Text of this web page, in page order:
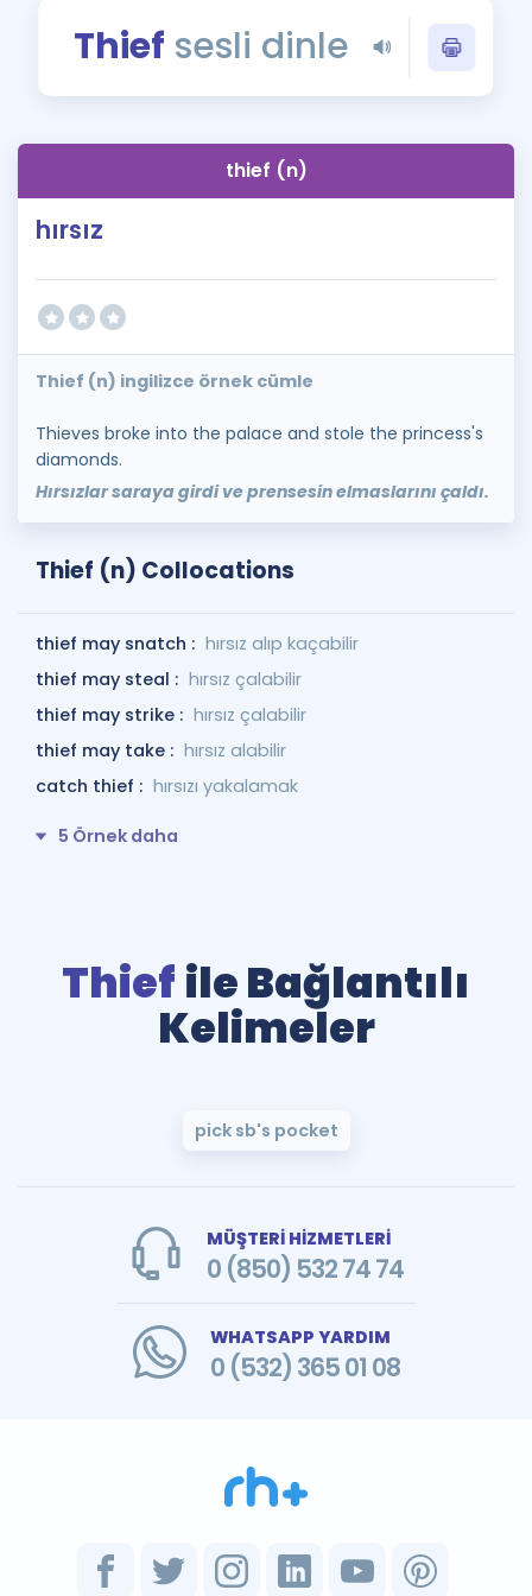
Blog
İngilizce Gramer
Thief sesli dinle
thief (n)
hırsız
Thief (n) ingilizce örnek cümle
Thieves broke into the palace and stole the princess's
diamonds.
Hırsızlar saraya girdi ve prensesin elmaslarını çaldı.
Thief (n) Collocations
thief may snatch : hırsız alıp kaçabilir
thief may steal : hırsız çalabilir
thief may strike : hırsız çalabilir
thief may take : hırsız alabilir
catch thief : hırsızı yakalamak
5 Örnek daha
Thief ile Bağlantılı
Kelimeler
pick sb's pocket
MÜŞTERİ HİZMETLERİ
0 (850) 532 74 74
WHATSAPP YARDIM
0 (532) 365 01 08